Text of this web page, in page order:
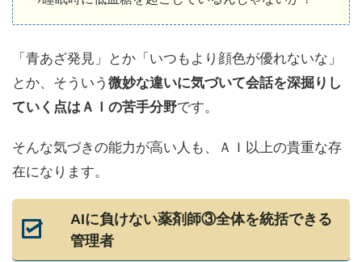
「青あざ発見」とか「いつもより顔色が優れないな」
とか、そういう微妙な違いに気づいて会話を深掘りし
ていく点はＡＩの苦手分野です。
そんな気づきの能力が高い人も、ＡＩ以上の貴重な存
在になります。
AIに負けない薬剤師③全体を統括できる
管理者